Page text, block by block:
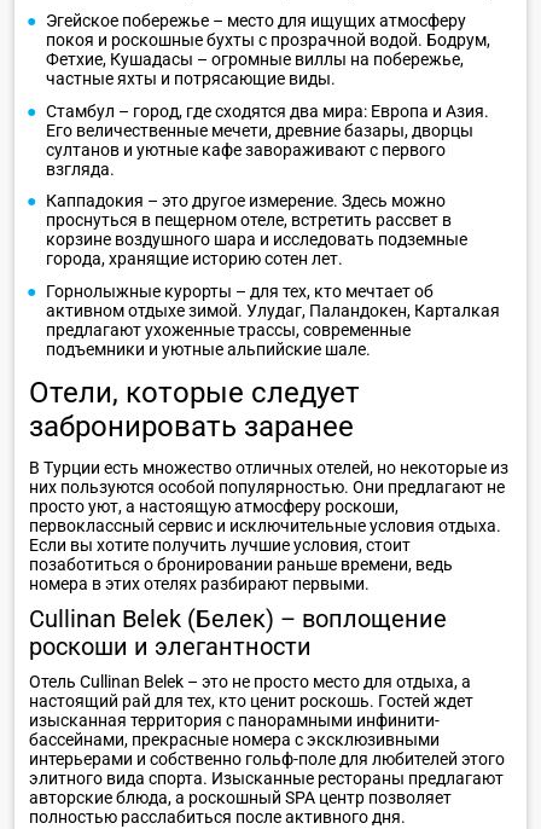
Эгейское побережье – место для ищущих атмосферу
покоя и роскошные бухты с прозрачной водой. Бодрум,
Фетхие, Кушадасы – огромные виллы на побережье,
частные яхты и потрясающие виды.
Стамбул – город, где сходятся два мира: Европа и Азия.
Его величественные мечети, древние базары, дворцы
султанов и уютные кафе завораживают с первого
взгляда.
Каппадокия – это другое измерение. Здесь можно
проснуться в пещерном отеле, встретить рассвет в
корзине воздушного шара и исследовать подземные
города, хранящие историю сотен лет.
Горнолыжные курорты – для тех, кто мечтает об
активном отдыхе зимой. Улудаг, Паландокен, Карталкая
предлагают ухоженные трассы, современные
подъемники и уютные альпийские шале.
Отели, которые следует
забронировать заранее
В Турции есть множество отличных отелей, но некоторые из
них пользуются особой популярностью. Они предлагают не
просто уют, а настоящую атмосферу роскоши,
первоклассный сервис и исключительные условия отдыха.
Если вы хотите получить лучшие условия, стоит
позаботиться о бронировании раньше времени, ведь
номера в этих отелях разбирают первыми.
Cullinan Belek (Белек) – воплощение
роскоши и элегантности
Отель Cullinan Belek – это не просто место для отдыха, а
настоящий рай для тех, кто ценит роскошь. Гостей ждет
изысканная территория с панорамными инфинити-
бассейнами, прекрасные номера с эксклюзивными
интерьерами и собственно гольф-поле для любителей этого
элитного вида спорта. Изысканные рестораны предлагают
авторские блюда, а роскошный SPA центр позволяет
полностью расслабиться после активного дня.